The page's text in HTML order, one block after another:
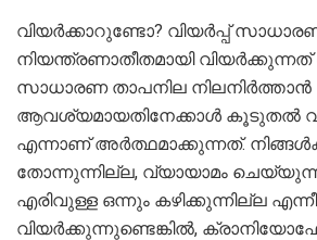
വിയർക്കാറുണ്ടോ? വിയർപ്പ്
നിയന്ത്രണാതീതമായി വിയർക്കുന്നത്
സാധാരണ താപനില നിലനിർത്താൻ
ആവശ്യമായതിനേക്കാൾ കൂടുതൽ
എന്നാണ് അർത്ഥമാക്കുന്നത്.
തോന്നുന്നില്ല, വ്യായാമം
എരിവുള്ള ഒന്നും കഴിക്കുന്നില്ല
വിയർക്കുന്നുണ്ടെങ്കിൽ,